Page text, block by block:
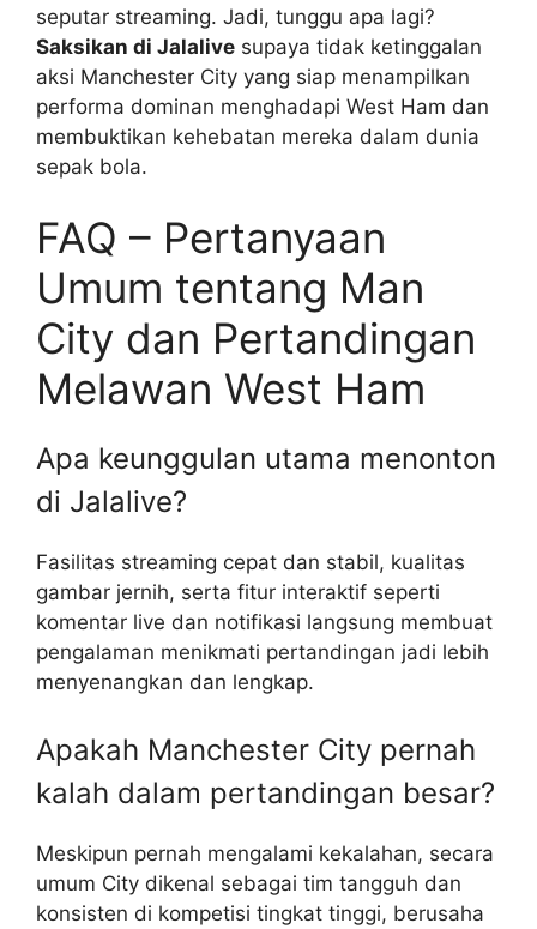
seputar streaming. Jadi, tunggu apa lagi?
Saksikan di Jalalive supaya tidak ketinggalan
aksi Manchester City yang siap menampilkan
performa dominan menghadapi West Ham dan
membuktikan kehebatan mereka dalam dunia
sepak bola.
FAQ – Pertanyaan
Umum tentang Man
City dan Pertandingan
Melawan West Ham
Apa keunggulan utama menonton
di Jalalive?
Fasilitas streaming cepat dan stabil, kualitas
gambar jernih, serta fitur interaktif seperti
komentar live dan notifikasi langsung membuat
pengalaman menikmati pertandingan jadi lebih
menyenangkan dan lengkap.
Apakah Manchester City pernah
kalah dalam pertandingan besar?
Meskipun pernah mengalami kekalahan, secara
umum City dikenal sebagai tim tangguh dan
konsisten di kompetisi tingkat tinggi, berusaha